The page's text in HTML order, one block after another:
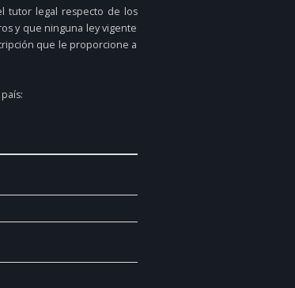
tutor legal respecto de los
y que ninguna ley vigente
que le proporcione a